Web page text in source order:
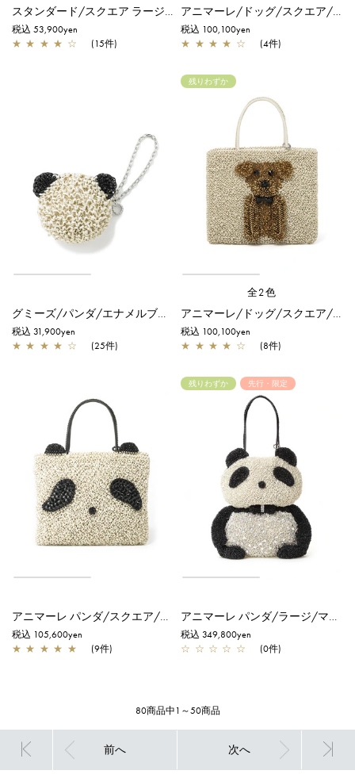
スタンダード/スクエア ラージ/オーロラホワイト
税込 53,900yen
★ ★ ★ ★ ☆ (15件)
アニマーレ/ドッグ/スクエア/パウダリーピンクゴールド×パールホワイト×エナメルブラック
税込 100,100yen
★ ★ ★ ★ ☆ (4件)
グミーズ/パンダ/エナメルブラック×マットグレイッシュホワイト
税込 31,900yen
★ ★ ★ ★ ☆ (25件)
残りわずか
全2色
アニマーレ/ドッグ/スクエア/マットグレイッシュホワイト×ブロンズ×エナメルブラック
税込 100,100yen
★ ★ ★ ★ ☆ (8件)
アニマーレ パンダ/スクエア/マットグレイッシュホワイト
税込 105,600yen
★ ★ ★ ★ ★ (9件)
残りわずか 先行・限定
アニマーレ パンダ/ラージ/マットグレイッシュホワイト【一部店舗先行販売商品】
税込 349,800yen
☆ ☆ ☆ ☆ ☆ (0件)
80商品中1～50商品
前へ 次へ